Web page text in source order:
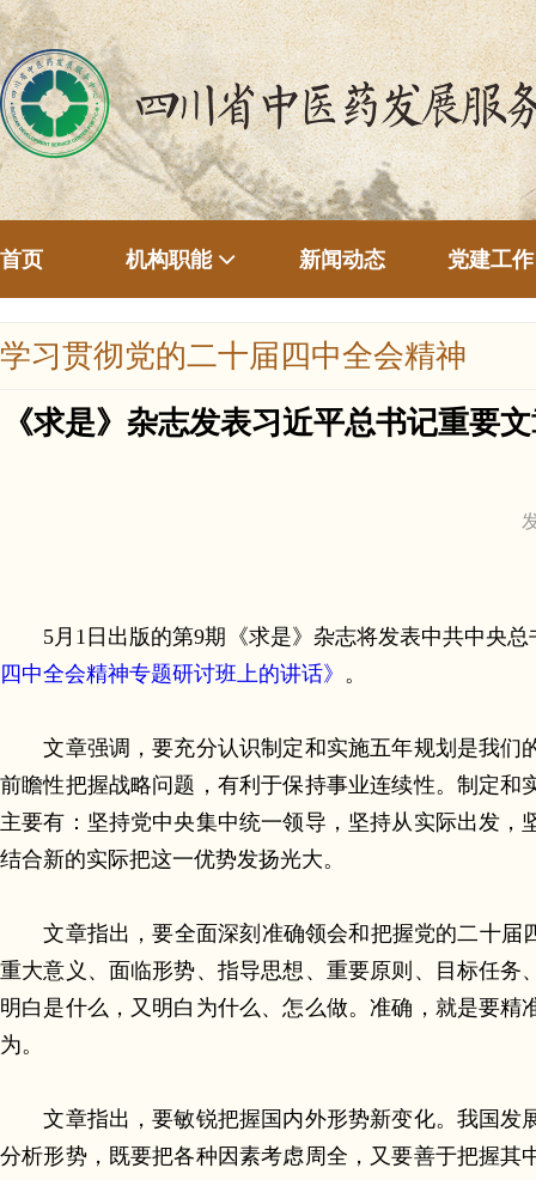
首页 机构职能 新闻动态 党建工作
学习贯彻党的二十届四中全会精神
《求是》杂志发表习近平总书记重要
5月1日出版的第9期《求是》杂志将发表中共中央
四中全会精神专题研讨班上的讲话》 。
文章强调，要充分认识制定和实施五年规划是我们
前瞻性把握战略问题，有利于保持事业连续性。制定
主要有：坚持党中央集中统一领导，坚持从实际出发
结合新的实际把这一优势发扬光大。
文章指出，要全面深刻准确领会和把握党的二十届
重大意义、面临形势、指导思想、重要原则、目标任
明白是什么，又明白为什么、怎么做。准确，就是要
为。
文章指出，要敏锐把握国内外形势新变化。我国发
分析形势，既要把各种因素考虑周全，又要善于把握